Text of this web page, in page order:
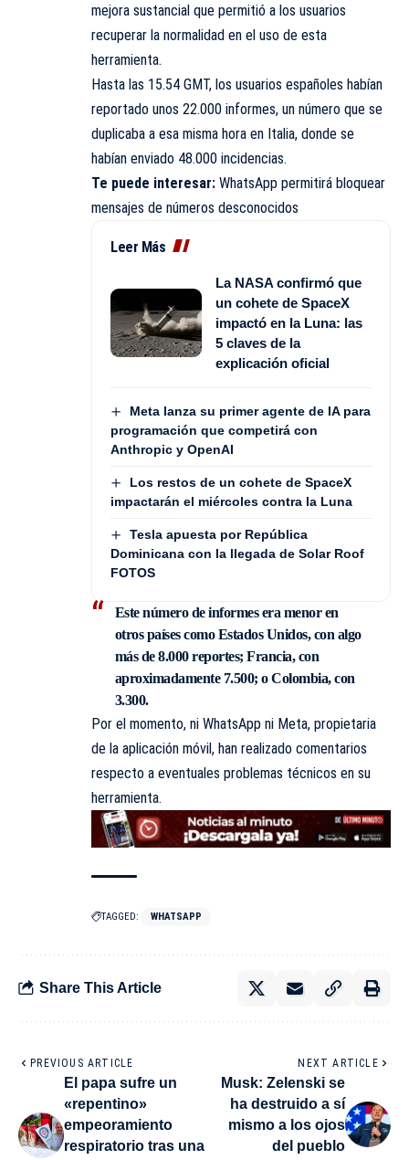
mejora sustancial que permitió a los usuarios
recuperar la normalidad en el uso de esta
herramienta.
Hasta las 15.54 GMT, los usuarios españoles habían
reportado unos 22.000 informes, un número que se
duplicaba a esa misma hora en Italia, donde se
habían enviado 48.000 incidencias.
Te puede interesar: WhatsApp permitirá bloquear
mensajes de números desconocidos
Leer Más
La NASA confirmó que
un cohete de SpaceX
impactó en la Luna: las
5 claves de la
explicación oficial
Meta lanza su primer agente de IA para
programación que competirá con
Anthropic y OpenAI
Los restos de un cohete de SpaceX
impactarán el miércoles contra la Luna
Tesla apuesta por República
Dominicana con la llegada de Solar Roof
FOTOS
Este número de informes era menor en
otros países comoEstados Unidos, con algo
más de 8.000 reportes; Francia, con
aproximadamente 7.500; o Colombia, con
3.300.
Por el momento, ni WhatsApp ni Meta, propietaria
de la aplicación móvil, han realizado comentarios
respecto a eventuales problemas técnicos en su
herramienta.
TAGGED: WHATSAPP
Share This Article
PREVIOUS ARTICLE
El papa sufre un
«repentino»
empeoramiento
respiratorio tras una
NEXT ARTICLE
Musk: Zelenski se
ha destruido a sí
mismo a los ojos
del pueblo